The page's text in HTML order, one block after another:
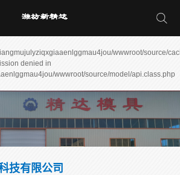
wwwroot/source/
denied in
wwwroot/source/model/api.class.php
技有限公司